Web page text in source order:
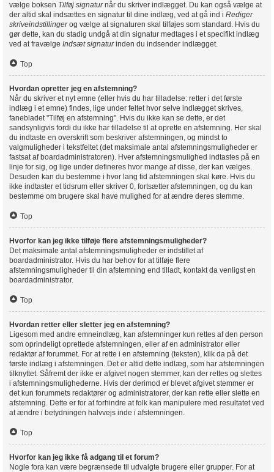
vælge boksen Tilføj signaturnår du skriver indlægget. Du kan også vælge at
der altid skal indsættes en signatur til dine indlæg, ved at gå ind i Rediger
skriveindstillingerog vælge at signaturen skal tilføjes som standard. Hvis du
gør dette, kan du stadig undgå at din signatur medtages i et specifikt indlæg
ved at fravælge Indsæt signaturinden du indsender indlægget.
Top
Hvordan opretter jeg en afstemning?
Når du skriver et nyt emne (eller hvis du har tilladelse: retter i det første
indlæg i et emne) findes, lige under feltet hvor selve indlægget skrives,
fanebladet "Tilføj en afstemning". Hvis du ikke kan se dette, er det
sandsynligvis fordi du ikke har tilladelse til at oprette en afstemning. Her skal
du indtaste en overskrift som beskriver afstemningen, og mindst to
valgmuligheder i tekstfeltet (det maksimale antal afstemningsmuligheder er
fastsat af boardadministratoren). Hver afstemningsmulighed indtastes på en
linje for sig, og lige under defineres hvor mange af disse, der kan vælges.
Desuden kan du bestemme i hvor lang tid afstemningen skal køre. Hvis du
ikke indtaster et tidsrum eller skriver 0, fortsætter afstemningen, og du kan
bestemme om brugere skal have mulighed for at ændre deres stemme.
Top
Hvorfor kan jeg ikke tilføje flere afstemningsmuligheder?
Det maksimale antal afstemningsmuligheder er indstillet af
boardadministrator. Hvis du har behov for at tilføje flere
afstemningsmuligheder til din afstemning end tilladt, kontakt da venligst en
boardadministrator.
Top
Hvordan retter eller sletter jeg en afstemning?
Ligesom med andre emneindlæg, kan afstemninger kun rettes af den person
som oprindeligt oprettede afstemningen, eller af en administrator eller
redaktør af forummet. For at rette i en afstemning (teksten), klik da på det
første indlæg i afstemningen. Det er altid dette indlæg, som har afstemningen
tilknyttet. Såfremt der ikke er afgivet nogen stemmer, kan der rettes og slettes
i afstemningsmulighederne. Hvis der derimod er blevet afgivet stemmer er
det kun forummets redaktører og administratorer, der kan rette eller slette en
afstemning. Dette er for at forhindre at folk kan manipulere med resultatet ved
at ændre i betydningen halvvejs inde i afstemningen.
Top
Hvorfor kan jeg ikke få adgang til et forum?
Nogle fora kan være begrænsede til udvalgte brugere eller grupper. For at